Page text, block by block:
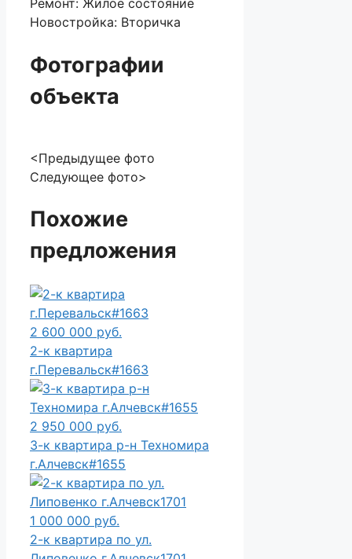
Ремонт: Жилое состояние
Новостройка: Вторичка
Фотографии
объекта
<Предыдущее фото
Следующее фото>
Похожие
предложения
2 600 000 руб.
2-к квартира
г.Перевальск#1663
2 950 000 руб.
3-к квартира р-н Техномира
г.Алчевск#1655
1 000 000 руб.
2-к квартира по ул.